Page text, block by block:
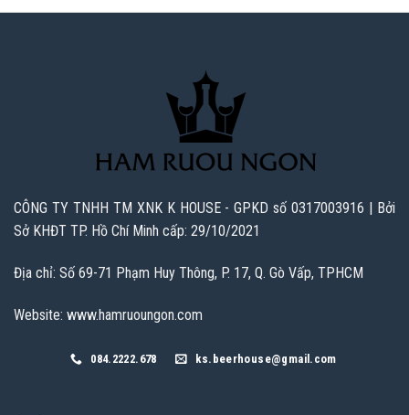
CÔNG TY TNHH TM XNK K HOUSE - GPKD số 0317003916 | Bởi
Sở KHĐT TP. Hồ Chí Minh cấp: 29/10/2021
Địa chỉ: Số 69-71 Phạm Huy Thông, P. 17, Q. Gò Vấp, TPHCM
Website: www.hamruoungon.com
084.2222.678 ks.beerhouse@gmail.com